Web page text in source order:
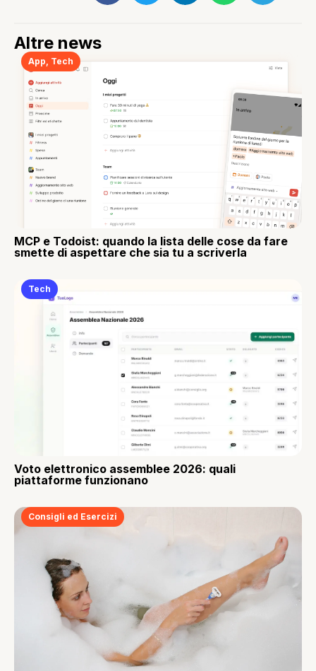
Altre news
App, Tech
MCP e Todoist: quando la lista delle cose da fare
smette di aspettare che sia tu a scriverla
Tech
Voto elettronico assemblee 2026: quali
piattaforme funzionano
Consigli ed Esercizi